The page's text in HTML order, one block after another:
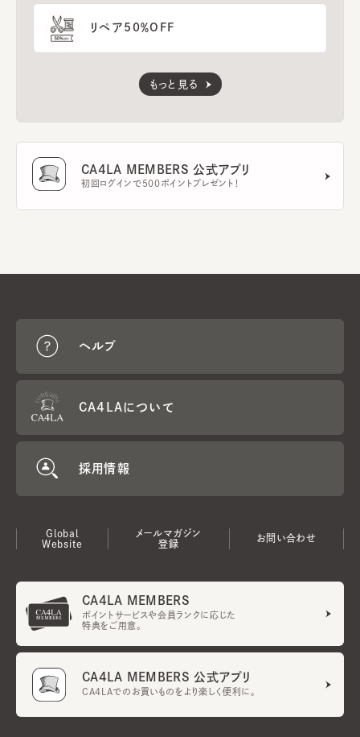
リペア50％OFF
もっと見る
CA4LA MEMBERS 公式アプリ
初回ログインで500ポイントプレゼント！
ヘルプ
CA4LAについて
採用情報
Global
Website
メールマガジン
登録
お問い合わせ
CA4LA MEMBERS
ポイントサービスや会員ランクに応じた
特典をご用意。
CA4LA MEMBERS 公式アプリ
CA4LAでのお買いものをより楽しく便利に。